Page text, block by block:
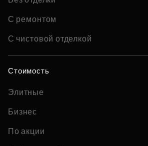
С ремонтом
С чистовой отделкой
Стоимость
Элитные
Бизнес
По акции